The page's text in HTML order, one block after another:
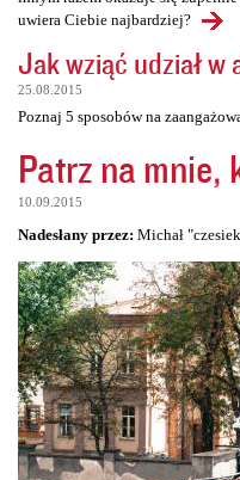
uwiera Ciebie najbardziej?
Jak wziąć udział w
25.08.2015
Poznaj 5 sposobów na
Patrz na mnie,
10.09.2015
Nadesłany przez: Michał